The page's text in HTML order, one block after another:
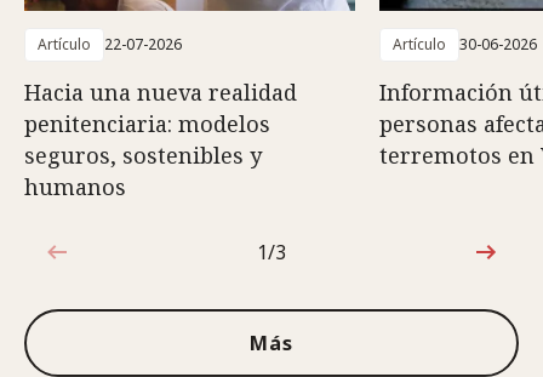
Artículo 22-07-2026
Hacia una nueva realidad
penitenciaria: modelos
seguros, sostenibles y
humanos
Artículo 30-06-2026
Información
personas
terremotos en
1de3
1/3
Más